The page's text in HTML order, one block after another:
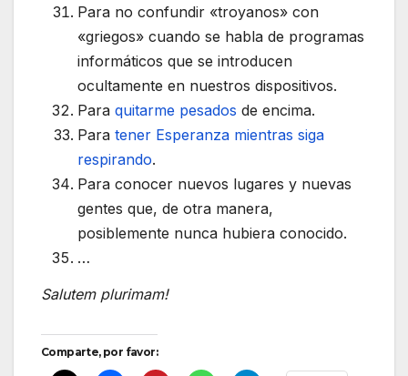
Para no confundir «troyanos» con
«griegos» cuando se habla de programas
informáticos que se introducen
ocultamente en nuestros dispositivos.
Para quitarme pesados de encima.
Para tener Esperanza mientras siga
respirando.
Para conocer nuevos lugares y nuevas
gentes que, de otra manera,
posiblemente nunca hubiera conocido.
…
Salutem plurimam!
Comparte, por favor: